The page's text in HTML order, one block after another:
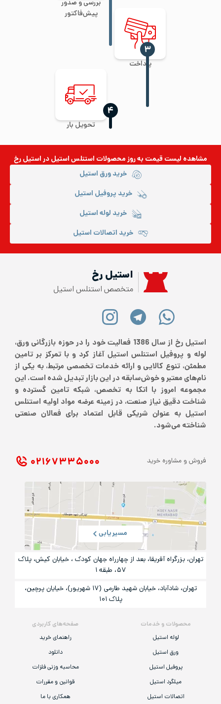
بررسی و صدور
پیش‌فاکتور
پرداخت
‍۳
تحویل بار
‍۴
مشاهده لیست قیمت به روزمحصولات استنلس استیلدر استیل رخ
خرید ورق استیل
خرید پروفیل استیل
خرید لوله استیل
خرید اتصالات استیل
استیل رخ
متخصص استنلس استیل
استیل رخ از سال 1386 فعالیت خود را در حوزه بازرگانی ورق،
لوله و پروفیل استنلس استیل آغاز کرد و با تمرکز بر تامین
مطمئن، تنوع کالایی و ارائه خدمات تخصصی مرتبط، به یکی از
نام‌های معتبر و خوش‌سابقه در این بازار تبدیل شده است. این
مجموعه امروز با اتکا به تخصص، شبکه تامین گسترده و
شناخت دقیق نیاز صنعت، در زمینه عرضه مواد اولیه استنلس
استیل به عنوان شریکی قابل اعتماد برای فعالان صنعتی
شناخته می‌شود.
محصولات و خدمات
لوله استیل
ورق استیل
پروفیل استیل
میلگرد استیل
اتصالات استیل
صفحه‌های کاربردی
راهنمای خرید
دانلود
محاسبه وزنی فلزات
قوانین و مقررات
همکاری با ما
فروش و مشاوره خرید ۰۲۱ ۶۷۳۳۵۰۰۰
مسیریابی
تهران، بزرگراه آفریقا، بعد از چهارراه جهان کودک ، خیابان کیش، پلاک
۵۷، طبقه ۱
تهران، شادآباد، خیابان شهید طارمی (۱۷ شهریور)، خیایان پرچین،
پلاک ۱۰۱